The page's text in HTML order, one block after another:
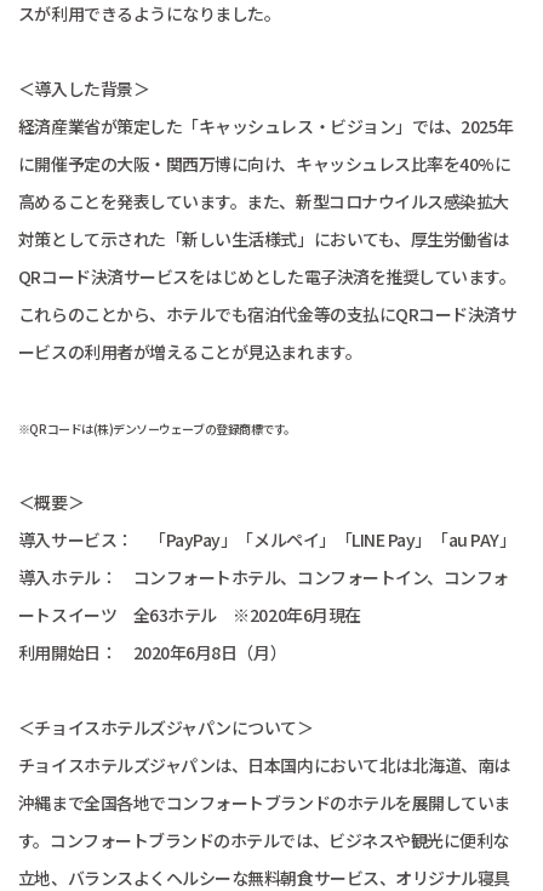
スが利用できるようになりました。
＜導入した背景＞
経済産業省が策定した「キャッシュレス・ビジョン」では、2025年
に開催予定の大阪・関西万博に向け、キャッシュレス比率を40%に
高めることを発表しています。また、新型コロナウイルス感染拡大
対策として示された「新しい生活様式」においても、厚生労働省は
QRコード決済サービスをはじめとした電子決済を推奨しています。
これらのことから、ホテルでも宿泊代金等の支払にQRコード決済サ
ービスの利用者が増えることが見込まれます。
※QRコードは(株)デンソーウェーブの登録商標です。
＜概要＞
導入サービス： 「PayPay」「メルペイ」「LINE Pay」「au PAY」
導入ホテル： コンフォートホテル、コンフォートイン、コンフォ
ートスイーツ 全63ホテル ※2020年6月現在
利用開始日： 2020年6月8日（月）
＜チョイスホテルズジャパンについて＞
チョイスホテルズジャパンは、日本国内において北は北海道、南は
沖縄まで全国各地でコンフォートブランドのホテルを展開していま
す。コンフォートブランドのホテルでは、ビジネスや観光に便利な
立地、バランスよくヘルシーな無料朝食サービス、オリジナル寝具